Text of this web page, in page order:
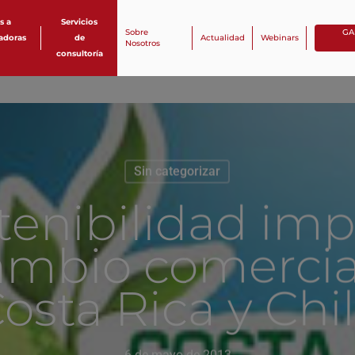
a
Servicios
de
consultoría
Sobre
Nosotros
Actualidad Webinars
Sin categorizar
Rica y